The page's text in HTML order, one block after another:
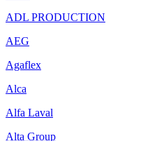
ADL PRODUCTION
AEG
Agaflex
Alca
Alfa Laval
Alta Group